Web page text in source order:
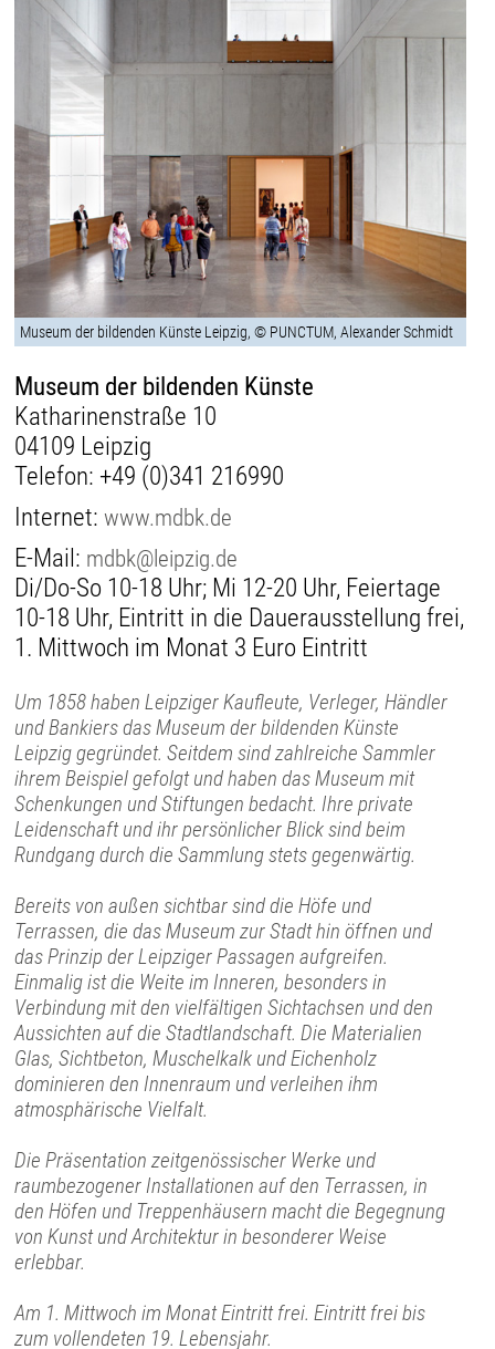
Museum der bildenden Künste Leipzig, © PUNCTUM, Alexander Schmidt
Museum der bildenden Künste
Katharinenstraße 10
04109 Leipzig
Telefon: +49 (0)341 216990
Internet:www.mdbk.de
E-Mail: mdbk@leipzig.de
Di/Do-So 10-18 Uhr; Mi 12-20 Uhr, Feiertage
10-18 Uhr, Eintritt in die Dauerausstellung frei,
1. Mittwoch im Monat 3 Euro Eintritt
Um 1858 haben Leipziger Kaufleute, Verleger, Händler
und Bankiers das Museum der bildenden Künste
Leipzig gegründet. Seitdem sind zahlreiche Sammler
ihrem Beispiel gefolgt und haben das Museum mit
Schenkungen und Stiftungen bedacht. Ihre private
Leidenschaft und ihr persönlicher Blick sind beim
Rundgang durch die Sammlung stets gegenwärtig.
Bereits von außen sichtbar sind die Höfe und
Terrassen, die das Museum zur Stadt hin öffnen und
das Prinzip der Leipziger Passagen aufgreifen.
Einmalig ist die Weite im Inneren, besonders in
Verbindung mit den vielfältigen Sichtachsen und den
Aussichten auf die Stadtlandschaft. Die Materialien
Glas, Sichtbeton, Muschelkalk und Eichenholz
dominieren den Innenraum und verleihen ihm
atmosphärische Vielfalt.
Die Präsentation zeitgenössischer Werke und
raumbezogener Installationen auf den Terrassen, in
den Höfen und Treppenhäusern macht die Begegnung
von Kunst und Architektur in besonderer Weise
erlebbar.
Am 1. Mittwoch im Monat Eintritt frei. Eintritt frei bis
zum vollendeten 19. Lebensjahr.